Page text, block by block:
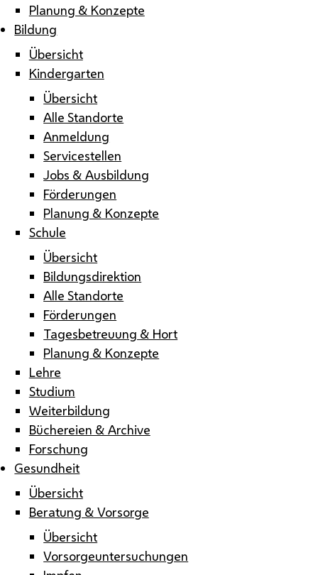
Planung & Konzepte
Bildung
Übersicht
Kindergarten
Übersicht
Alle Standorte
Anmeldung
Servicestellen
Jobs & Ausbildung
Förderungen
Planung & Konzepte
Schule
Übersicht
Bildungsdirektion
Alle Standorte
Förderungen
Tagesbetreuung & Hort
Planung & Konzepte
Lehre
Studium
Weiterbildung
Büchereien & Archive
Forschung
Gesundheit
Übersicht
Beratung & Vorsorge
Übersicht
Vorsorgeuntersuchungen